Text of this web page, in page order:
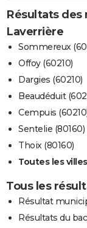
Résultats
Laverrière
Sommereux
Offoy (60210)
Dargies (60210)
Beaudéduit
Cempuis
Sentelie (80160)
Thoix (80160)
Toutes les villes
Tous les
Résultat
Résultats du